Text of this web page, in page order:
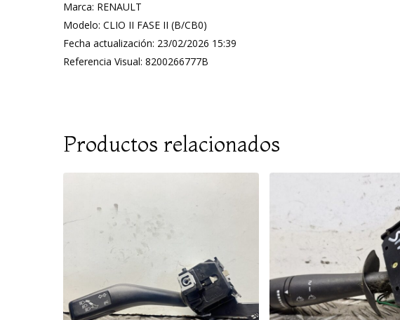
Marca: RENAULT
Modelo: CLIO II FASE II (B/CB0)
Fecha actualización: 23/02/2026 15:39
Referencia Visual: 8200266777B
Productos relacionados